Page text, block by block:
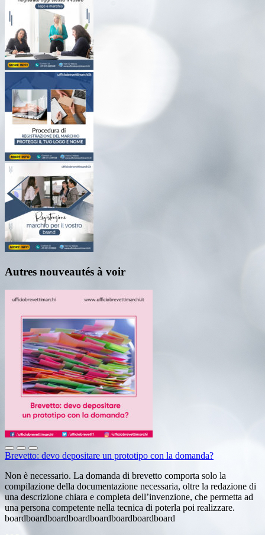
Autres nouveautés à voir
Brevetto: devo depositare un prototipo con la domanda?
Non è necessario. La domanda di brevetto comporta solo la
compilazione della documentazione necessaria, oltre la redazione di
una descrizione chiara e completa dell’invenzione, che permetta ad
una persona competente nella tecnica di poterla poi realizzare.
boardboardboardboardboardboardboardboard